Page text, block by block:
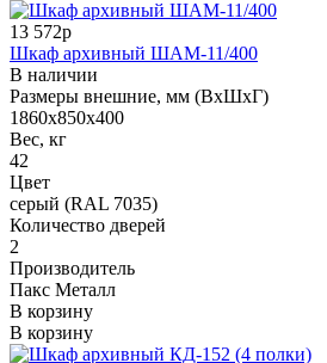
13 572р
Шкаф архивный ШАМ-11/400
В наличии
Размеры внешние, мм (ВхШхГ)
1860х850х400
Вес, кг
42
Цвет
серый (RAL 7035)
Количество дверей
2
Производитель
Пакс Металл
В корзину
В корзину